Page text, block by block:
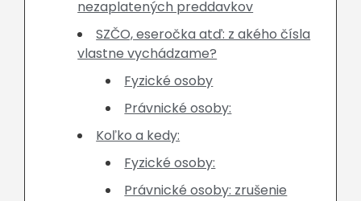
nezaplatených preddavkov
SZČO, eseročka atď: z akého čísla
vlastne vychádzame?
Fyzické osoby
Právnické osoby:
Koľko a kedy:
Fyzické osoby:
Právnické osoby: zrušenie